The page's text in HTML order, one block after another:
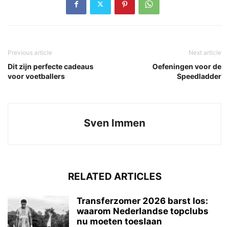
Previous article
Dit zijn perfecte cadeaus
voor voetballers
Next article
Oefeningen voor de
Speedladder
Sven Immen
RELATED ARTICLES
Transferzomer 2026 barst los:
waarom Nederlandse topclubs
nu moeten toeslaan